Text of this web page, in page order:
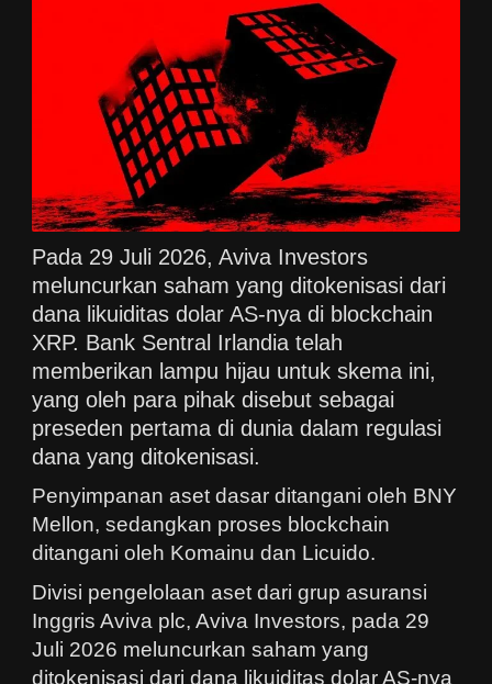
Pada 29 Juli 2026, Aviva Investors
meluncurkan saham yang ditokenisasi dari
dana likuiditas dolar AS-nya di blockchain
XRP. Bank Sentral Irlandia telah
memberikan lampu hijau untuk skema ini,
yang oleh para pihak disebut sebagai
preseden pertama di dunia dalam regulasi
dana yang ditokenisasi.
Penyimpanan aset dasar ditangani oleh BNY
Mellon, sedangkan proses blockchain
ditangani oleh Komainu dan Licuido.
Divisi pengelolaan aset dari grup asuransi
Inggris Aviva plc, Aviva Investors, pada 29
Juli 2026 meluncurkan saham yang
ditokenisasi dari dana likuiditas dolar AS-nya